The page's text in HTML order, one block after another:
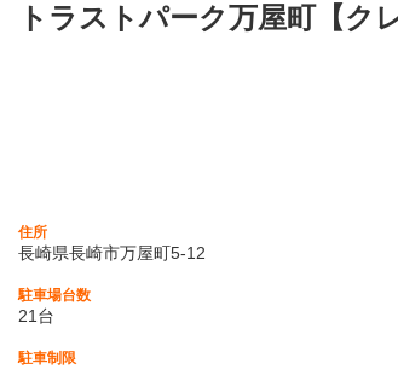
トラストパーク万屋町【ク
住所
長崎県長崎市万屋町5-12
駐車場台数
21台
駐車制限